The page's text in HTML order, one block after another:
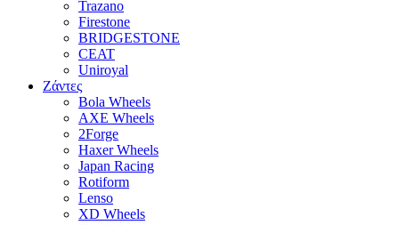
Trazano
Firestone
BRIDGESTONE
CEAT
Uniroyal
Ζάντες
Bola Wheels
AXE Wheels
2Forge
Haxer Wheels
Japan Racing
Rotiform
Lenso
XD Wheels